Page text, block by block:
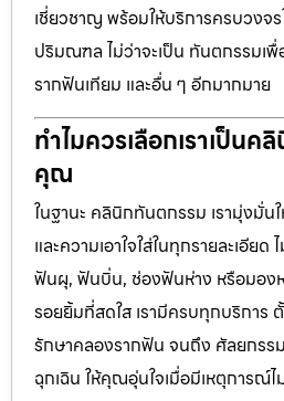
เชี่ยวชาญ พร้อมให้บริการครบวงจร
ปริมณฑล ไม่ว่าจะเป็น ทันตกรรมเ
รากฟันเทียม และอื่น ๆ อีกมากมาย
ทำไมควรเลือกเราเป็น
คุณ
ในฐานะ คลินิกทันตกรรม เรามุ่งมั่น
และความเอาใจใส่ในทุกรายละเอีย
ฟันผุ, ฟันบิ่น, ช่องฟันห่าง หรือมอง
รอยยิ้มที่สดใส เรามีครบทุกบริกา
รักษาคลองรากฟัน จนถึง ศัลยกรร
ฉุกเฉิน ให้คุณอุ่นใจเมื่อมีเหตุการณ์